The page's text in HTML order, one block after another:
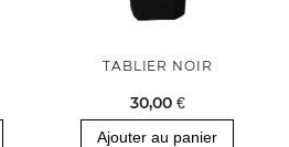
TABLIER NOIR
30,00 €
Ajouter au panier